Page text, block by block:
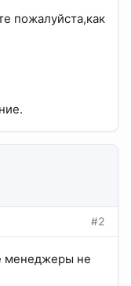
пожалуйста,как
#2
менеджеры не